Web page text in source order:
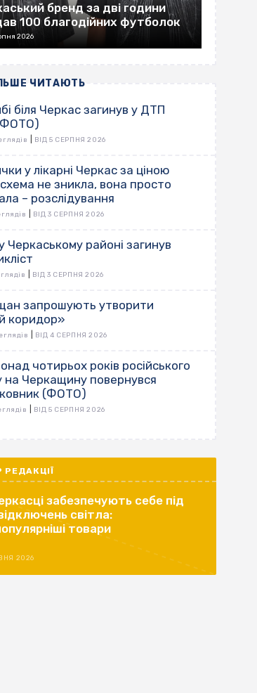
бренд за дві години
100 благодійних футболок
2026
ЧИТАЮТЬ
біля Черкас загинув у ДТП
ВІД 5 СЕРПНЯ 2026
у лікарні Черкас за ціною
не зникла, вона просто
– розслідування
ВІД 3 СЕРПНЯ 2026
Черкаському районі загинув
ВІД 3 СЕРПНЯ 2026
запрошують утворити
коридор»
ВІД 4 СЕРПНЯ 2026
чотирьох років російського
на Черкащину повернувся
(ФОТО)
ВІД 5 СЕРПНЯ 2026
РЕДАКЦІЇ
забезпечують себе під
світла:
товари
2026